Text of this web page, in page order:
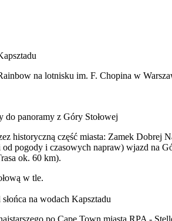
na lotnisku im. F. Chopina w
do panoramy z Góry Stołowej
historyczną część miasta: Zamek
pogody i czasowych napraw) wjazd na
ok. 60 km).
na wodach Kapsztadu
po Cape Town miasta RPA -